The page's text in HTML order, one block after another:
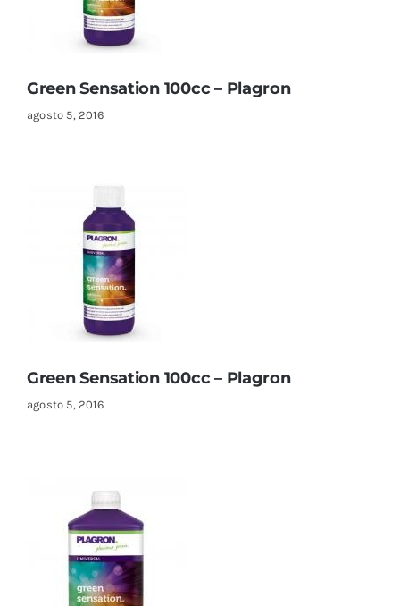
Green Sensation 100cc – Plagron
agosto 5, 2016
Green Sensation 100cc – Plagron
agosto 5, 2016